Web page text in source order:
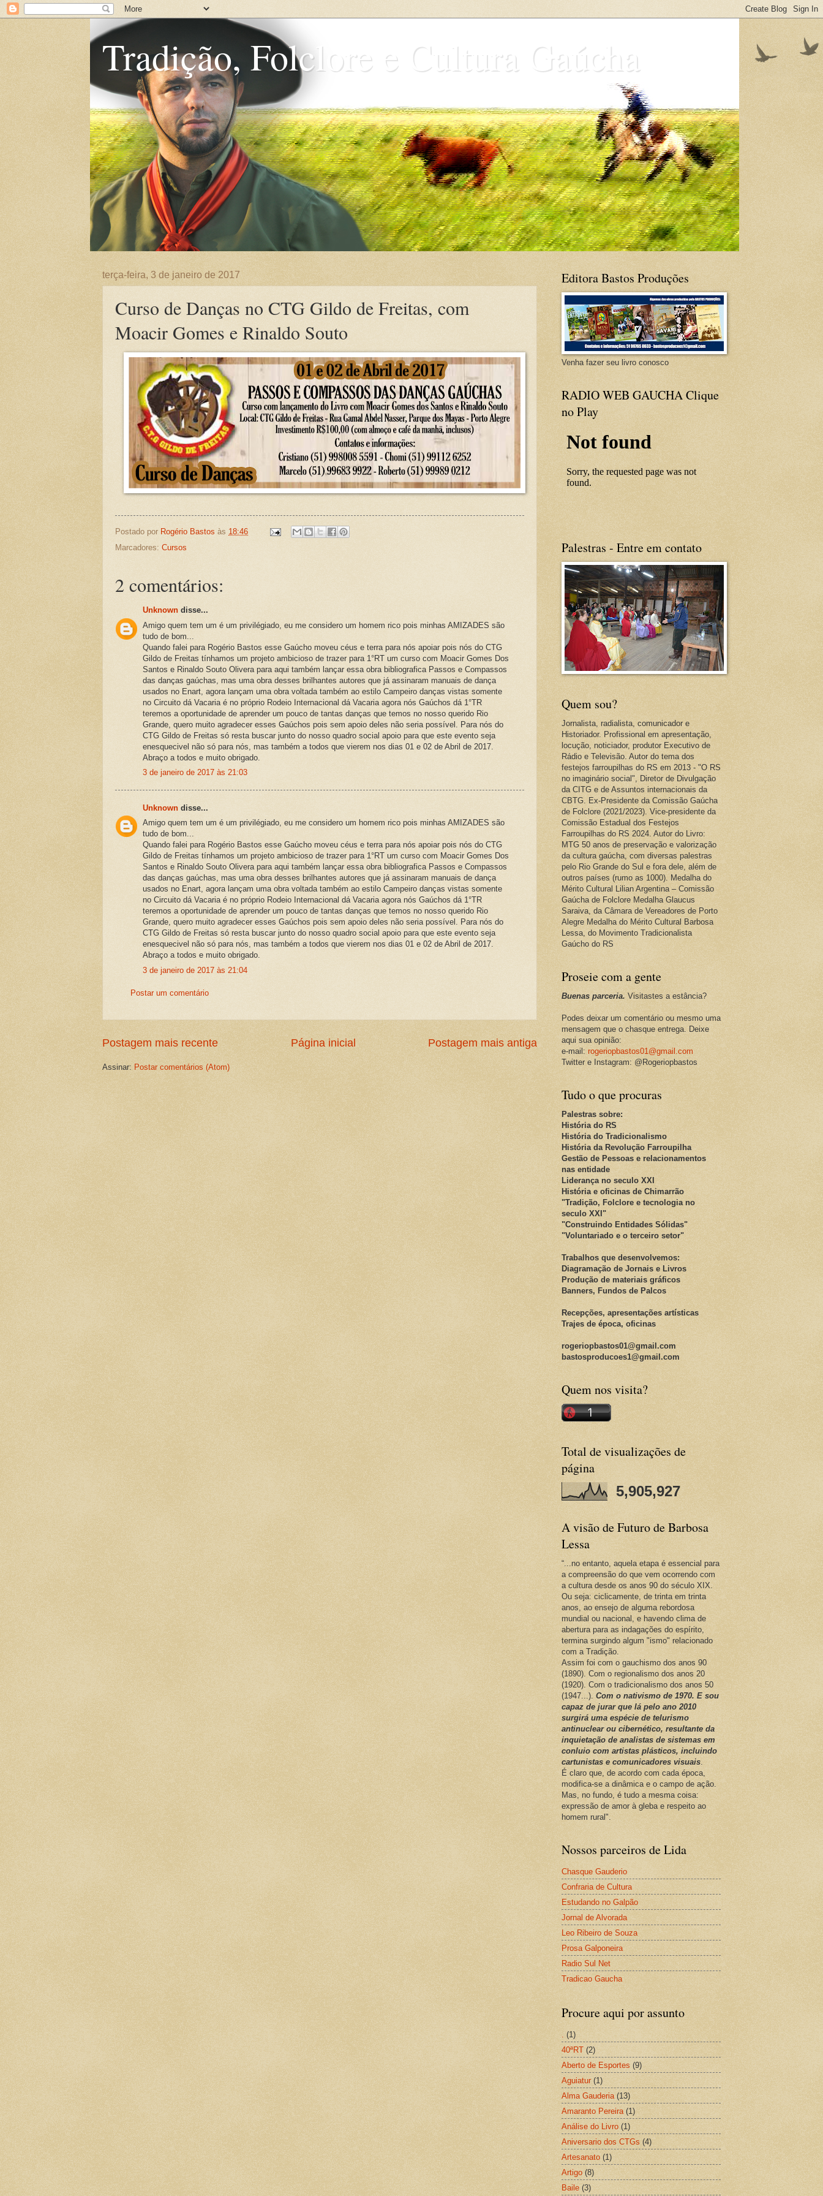
Tradição, Folclore e Cultura Gaúcha
terça-feira, 3 de janeiro de 2017
Curso de Danças no CTG Gildo de Freitas, com
Moacir Gomes e Rinaldo Souto
Postado por Rogério Bastos às 18:46
Marcadores: Cursos
2 comentários:
Unknown disse...
Amigo quem tem um é um privilégiado, eu me considero um homem rico pois minhas AMIZADES são
tudo de bom...
Quando falei para Rogério Bastos esse Gaúcho moveu céus e terra para nós apoiar pois nós do CTG
Gildo de Freitas tínhamos um projeto ambicioso de trazer para 1°RT um curso com Moacir Gomes Dos
Santos e Rinaldo Souto Olivera para aqui também lançar essa obra bibliografica Passos e Compassos
das danças gaúchas, mas uma obra desses brilhantes autores que já assinaram manuais de dança
usados no Enart, agora lançam uma obra voltada também ao estilo Campeiro danças vistas somente
no Circuito dá Vacaria é no próprio Rodeio Internacional dá Vacaria agora nós Gaúchos dá 1°TR
teremos a oportunidade de aprender um pouco de tantas danças que temos no nosso querido Rio
Grande, quero muito agradecer esses Gaúchos pois sem apoio deles não seria possível. Para nós do
CTG Gildo de Freitas só resta buscar junto do nosso quadro social apoio para que este evento seja
enesquecivel não só para nós, mas também a todos que vierem nos dias 01 e 02 de Abril de 2017.
Abraço a todos e muito obrigado.
3 de janeiro de 2017 às 21:03
Unknown disse...
Amigo quem tem um é um privilégiado, eu me considero um homem rico pois minhas AMIZADES são
tudo de bom...
Quando falei para Rogério Bastos esse Gaúcho moveu céus e terra para nós apoiar pois nós do CTG
Gildo de Freitas tínhamos um projeto ambicioso de trazer para 1°RT um curso com Moacir Gomes Dos
Santos e Rinaldo Souto Olivera para aqui também lançar essa obra bibliografica Passos e Compassos
das danças gaúchas, mas uma obra desses brilhantes autores que já assinaram manuais de dança
usados no Enart, agora lançam uma obra voltada também ao estilo Campeiro danças vistas somente
no Circuito dá Vacaria é no próprio Rodeio Internacional dá Vacaria agora nós Gaúchos dá 1°TR
teremos a oportunidade de aprender um pouco de tantas danças que temos no nosso querido Rio
Grande, quero muito agradecer esses Gaúchos pois sem apoio deles não seria possível. Para nós do
CTG Gildo de Freitas só resta buscar junto do nosso quadro social apoio para que este evento seja
enesquecivel não só para nós, mas também a todos que vierem nos dias 01 e 02 de Abril de 2017.
Abraço a todos e muito obrigado.
3 de janeiro de 2017 às 21:04
Postar um comentário
Postagem mais recente Postagem mais antiga
Página inicial
Assinar: Postar comentários (Atom)
Editora Bastos Produções
Venha fazer seu livro conosco
RADIO WEB GAUCHA Clique
no Play
Palestras - Entre em contato
Quem sou?
Jornalista, radialista, comunicador e
Historiador. Profissional em apresentação,
locução, noticiador, produtor Executivo de
Rádio e Televisão. Autor do tema dos
festejos farroupilhas do RS em 2013 - "O RS
no imaginário social", Diretor de Divulgação
da CITG e de Assuntos internacionais da
CBTG. Ex-Presidente da Comissão Gaúcha
de Folclore (2021/2023). Vice-presidente da
Comissão Estadual dos Festejos
Farroupilhas do RS 2024. Autor do Livro:
MTG 50 anos de preservação e valorização
da cultura gaúcha, com diversas palestras
pelo Rio Grande do Sul e fora dele, além de
outros países (rumo as 1000). Medalha do
Mérito Cultural Lilian Argentina – Comissão
Gaúcha de Folclore Medalha Glaucus
Saraiva, da Câmara de Vereadores de Porto
Alegre Medalha do Mérito Cultural Barbosa
Lessa, do Movimento Tradicionalista
Gaúcho do RS
Proseie com a gente
Buenas parceria. Visitastes a estância?
Podes deixar um comentário ou mesmo uma
mensagem que o chasque entrega. Deixe
aqui sua opinião:
e-mail: rogeriopbastos01@gmail.com
Twitter e Instagram: @Rogeriopbastos
Tudo o que procuras
Palestras sobre:
História do RS
História do Tradicionalismo
História da Revolução Farroupilha
Gestão de Pessoas e relacionamentos
nas entidade
Liderança no seculo XXI
História e oficinas de Chimarrão
"Tradição, Folclore e tecnologia no
seculo XXI"
"Construindo Entidades Sólidas"
"Voluntariado e o terceiro setor"
Trabalhos que desenvolvemos:
Diagramação de Jornais e Livros
Produção de materiais gráficos
Banners, Fundos de Palcos
Recepções, apresentações artísticas
Trajes de época, oficinas
rogeriopbastos01@gmail.com
bastosproducoes1@gmail.com
Quem nos visita?
Total de visualizações de
página
5,905,927
A visão de Futuro de Barbosa
Lessa
“...no entanto, aquela etapa é essencial para
a compreensão do que vem ocorrendo com
a cultura desde os anos 90 do século XIX.
Ou seja: ciclicamente, de trinta em trinta
anos, ao ensejo de alguma rebordosa
mundial ou nacional, e havendo clima de
abertura para as indagações do espírito,
termina surgindo algum "ismo" relacionado
com a Tradição.
Assim foi com o gauchismo dos anos 90
(1890). Com o regionalismo dos anos 20
(1920). Com o tradicionalismo dos anos 50
(1947...). Com o nativismo de 1970. E sou
capaz de jurar que lá pelo ano 2010
surgirá uma espécie de telurismo
antinuclear ou cibernético, resultante da
inquietação de analistas de sistemas em
conluio com artistas plásticos, incluindo
cartunistas e comunicadores visuais.
É claro que, de acordo com cada época,
modifica-se a dinâmica e o campo de ação.
Mas, no fundo, é tudo a mesma coisa:
expressão de amor à gleba e respeito ao
homem rural".
Nossos parceiros de Lida
Chasque Gauderio
Confraria de Cultura
Estudando no Galpão
Jornal de Alvorada
Leo Ribeiro de Souza
Prosa Galponeira
Radio Sul Net
Tradicao Gaucha
Procure aqui por assunto
(1)
40ªRT (2)
Aberto de Esportes (9)
Aguiatur (1)
Alma Gauderia (13)
Amaranto Pereira (1)
Análise do Livro (1)
Aniversario dos CTGs (4)
Artesanato (1)
Artigo (8)
Baile (3)